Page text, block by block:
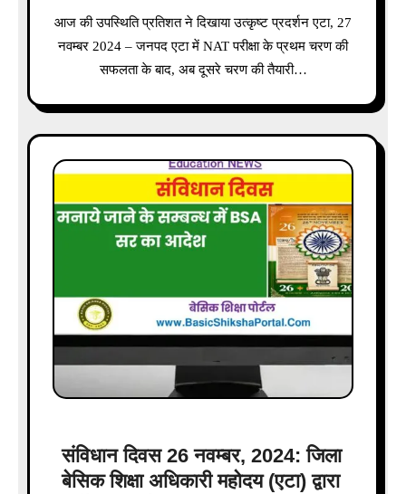
आज की उपस्थिति प्रतिशत ने दिखाया उत्कृष्ट प्रदर्शन एटा, 27
नवम्बर 2024 – जनपद एटा में NAT परीक्षा के प्रथम चरण की
सफलता के बाद, अब दूसरे चरण की तैयारी…
संविधान दिवस 26 नवम्बर, 2024: जिला
बेसिक शिक्षा अधिकारी महोदय (एटा) द्वारा